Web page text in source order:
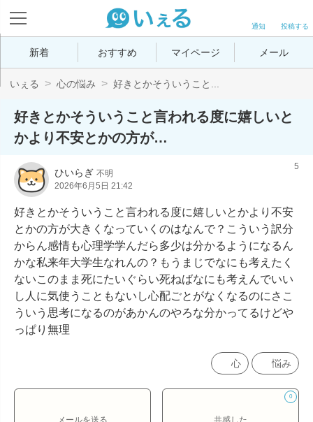
投稿する
通知
新着 おすすめ マイページ メール
いぇる 心の悩み 好きとかそういうこと...
好きとかそういうこと言われる度に嬉しいと
かより不安とかの方が…
ひいらぎ 不明
2026年6月5日 21:42
5
好きとかそういうこと言われる度に嬉しいとかより不安
とかの方が大きくなっていくのはなんで？こういう訳分
からん感情も心理学学んだら多少は分かるようになるん
かな私来年大学生なれんの？もうまじでなにも考えたく
ないこのまま死にたいぐらい死ねばなにも考えんでいい
し人に気使うこともないし心配ごとがなくなるのにさこ
ういう思考になるのがあかんのやろな分かってるけどや
っぱり無理
心 悩み
メールを送る
0
共感した